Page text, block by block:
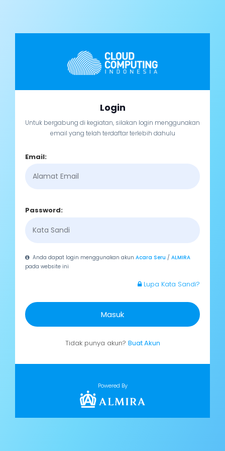
Login
Untuk bergabung di kegiatan, silakan login menggunakan
email yang telah terdaftar terlebih dahulu
Email:
Password:
Anda dapat login menggunakan akunAcara Seru /ALMIRA
pada website ini
Lupa Kata Sandi?
Masuk
Tidak punya akun? Buat Akun
Powered By